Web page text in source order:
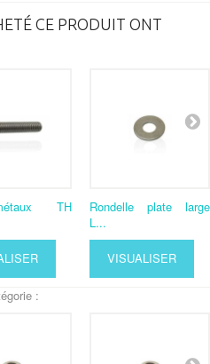
CE PRODUIT ONT
TH
Rondelle plate large
L...
VISUALISER
: